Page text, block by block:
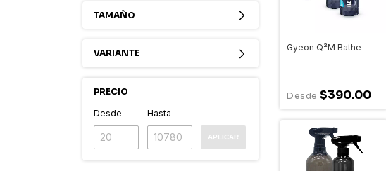
TAMAÑO
VARIANTE
PRECIO
Desde Hasta
APLICAR
Gyeon Q²M Bathe
$390.00